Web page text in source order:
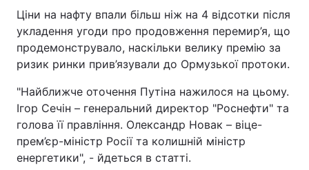
Ціни на нафту впали більш ніж на 4 відсотки після
укладення угоди про продовження перемир’я, що
продемонструвало, наскільки велику премію за
ризик ринки прив’язували до Ормузької протоки.
"Найближче оточення Путіна нажилося на цьому.
Ігор Сечін – генеральний директор "Роснефти" та
голова її правління. Олександр Новак – віце-
прем’єр-міністр Росії та колишній міністр
енергетики", - йдеться в статті.